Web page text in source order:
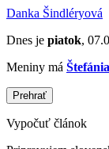
Danka Šindléryová
Dnes je piatok,
Meniny má Štefánia
Prehrať
Vypočuť článok